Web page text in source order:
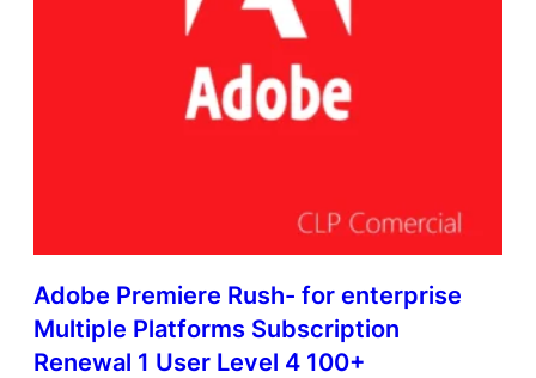
Adobe Premiere Rush- for enterprise
Multiple Platforms Subscription
Renewal 1 User Level 4 100+